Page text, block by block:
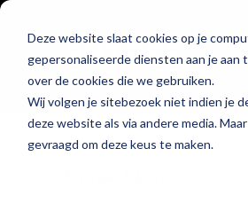
Deze website slaat cookies op je
gepersonaliseerde diensten aan je aan
over de cookies die we gebruiken.
Wij volgen je sitebezoek niet indien je
deze website als via andere media.
gevraagd om deze keus te maken.
Hét
de